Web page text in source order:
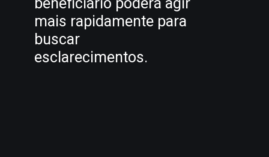
mais rapidamente para
buscar
esclarecimentos.